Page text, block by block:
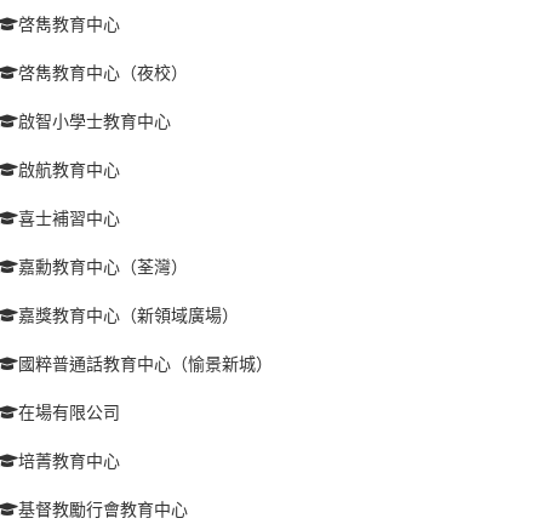
啓雋教育中心
啓雋教育中心（夜校）
啟智小學士教育中心
啟航教育中心
喜士補習中心
嘉勳教育中心（荃灣）
嘉獎教育中心（新領域廣場）
國粹普通話教育中心（愉景新城）
在場有限公司
培菁教育中心
基督教勵行會教育中心